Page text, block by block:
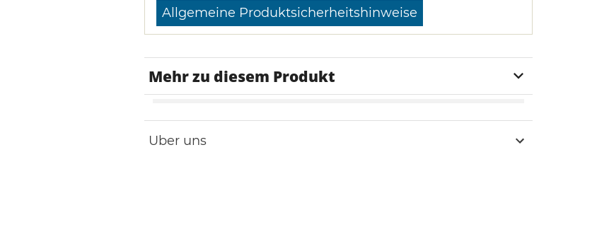
Allgemeine Produktsicherheitshinweise
Mehr zu diesem Produkt
VPE 2 Stück
Uber uns